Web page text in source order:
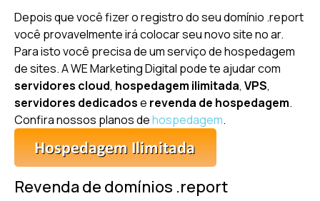
Depois que você fizer o registro do seu domínio .report
você provavelmente irá colocar seu novo site no ar.
Para isto você precisa de um serviço de hospedagem
de sites. A WE Marketing Digital pode te ajudar com
servidores cloud, hospedagem ilimitada, VPS,
servidores dedicadose revenda de hospedagem.
Confira nossos planos dehospedagem.
Revenda de domínios .report